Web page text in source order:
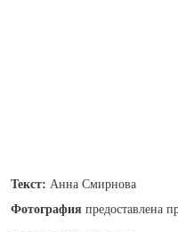
Текст: Анна Смирнова
Фотография предоставлена